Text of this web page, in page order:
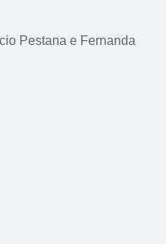
Pestana e Fernanda